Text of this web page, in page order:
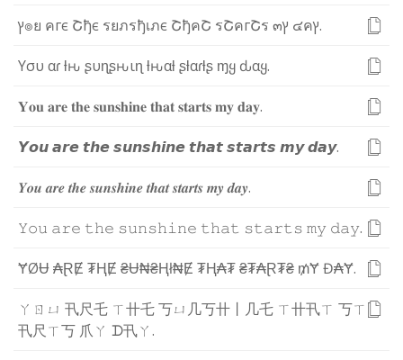
ץ๏ย คгє Շђє รยภรђเภє ՇђคՇ รՇคгՇร ๓ץ ๔คץ.
Yσυ αɾƚԋ ʂυɳʂԋιɳ ƚԋαƚʂƚαɾƚʂ ɱყ ԃαყ.
𝐘𝐨𝐮𝐚𝐫𝐞𝐭𝐡𝐞𝐬𝐮𝐧𝐬𝐡𝐢𝐧𝐞𝐭𝐡𝐚𝐭𝐬𝐭𝐚𝐫𝐭𝐬𝐦𝐲𝐝𝐚𝐲.
𝙔𝙤𝙪𝙖𝙧𝙚𝙩𝙝𝙚𝙨𝙪𝙣𝙨𝙝𝙞𝙣𝙚𝙩𝙝𝙖𝙩𝙨𝙩𝙖𝙧𝙩𝙨 𝙢𝙮𝙙𝙖𝙮.
𝒀𝒐𝒖 𝒂𝒓𝒆𝒕𝒉𝒆𝒔𝒖𝒏𝒔𝒉𝒊𝒏𝒆𝒕𝒉𝒂𝒕𝒔𝒕𝒂𝒓𝒕𝒔𝒎𝒚𝒅𝒂𝒚.
𝚈𝚘𝚞 𝚊𝚛𝚎 𝚝𝚑𝚎 𝚜𝚞𝚗𝚜𝚑𝚒𝚗𝚎 𝚝𝚑𝚊𝚝 𝚜𝚝𝚊𝚛𝚝𝚜 𝚖𝚢 𝚍𝚊𝚢.
ɎØɄ₳ⱤɆ ₮ⱧɆ ₴Ʉ₦₴Ⱨł₦Ɇ ₮Ⱨ₳₮₴₮₳Ɽ₮₴ ₥ɎĐ₳Ɏ.
ㄚ ㄖ ㄩ 卂尺乇 ㄒ卄乇丂ㄩ 几丂卄 丨 几乇 ㄒ卄卂ㄒ 丂ㄒ
卂尺 ㄒ丂 爪ㄚ ᗪ卂ㄚ.